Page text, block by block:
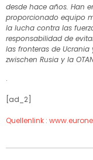
desde hace años. Han
proporcionado equipo
la lucha contra las
responsabilidad de
las fronteras de
zwischen Rusia y la
.
[ad_2]
Quellenlink :